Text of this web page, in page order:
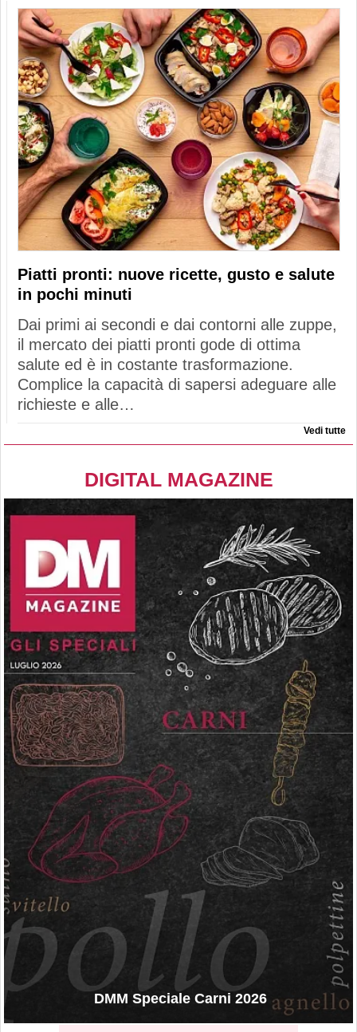
Piatti pronti: nuove ricette, gusto e salute
in pochi minuti
Dai primi ai secondi e dai contorni alle zuppe,
il mercato dei piatti pronti gode di ottima
salute ed è in costante trasformazione.
Complice la capacità di sapersi adeguare alle
richieste e alle…
Vedi tutte
DIGITAL MAGAZINE
DMM Speciale Carni 2026